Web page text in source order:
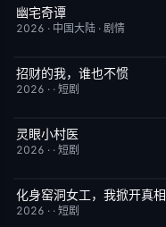
更新至第14集
幽宅奇谭
2026 · 中国大陆 · 剧情
完结
招财的我，谁也不惯
2026 · · 短剧
完结
灵眼小村医
2026 · · 短剧
完结
化身窑洞女工，我掀开真相
2026 · · 短剧